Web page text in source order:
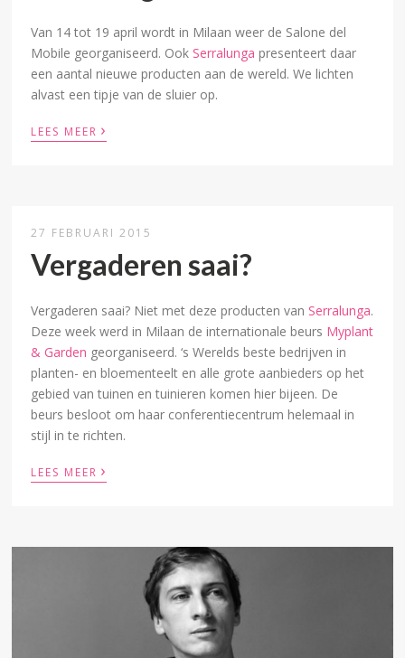
Van 14 tot 19 april wordt in Milaan weer de Salone del
Mobile georganiseerd. OokSerralunga presenteert daar
een aantal nieuwe producten aan de wereld. We lichten
alvast een tipje van de sluier op.
LEES MEER ›
27 FEBRUARI 2015
Vergaderen saai?
Vergaderen saai? Niet met deze producten vanSerralunga.
Deze week werd in Milaan de internationale beurs Myplant
& Garden georganiseerd. ‘s Werelds beste bedrijven in
planten- en bloementeelt en alle grote aanbieders op het
gebied van tuinen en tuinieren komen hier bijeen. De
beurs besloot om haar conferentiecentrum helemaal in
stijl in te richten.
LEES MEER ›